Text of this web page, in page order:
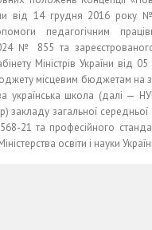
від 14 грудня 2016
педагогічним
№ 855 та зареєстрованого в
Міністрів України від
місцевим бюджетам на
українська школа (далі —
закладу загальної
21 та професійного
освіти і науки